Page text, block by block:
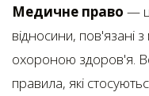
Медичне право —
відносини, пов'язані
охороною здоров'я.
правила, які